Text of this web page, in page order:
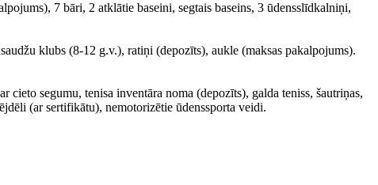
7 bāri, 2 atklātie baseini, segtais baseins, 3 ūdensslīdkalniņi,
klubs (8-12 g.v.), ratiņi (depozīts), aukle (maksas pakalpojums).
segumu, tenisa inventāra noma (depozīts), galda teniss, šautriņas,
(ar sertifikātu), nemotorizētie ūdenssporta veidi.